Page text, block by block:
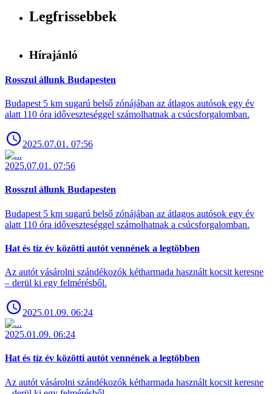
Legfrissebbek
Hírajánló
Rosszul állunk Budapesten
Budapest 5 km sugarú belső zónájában az átlagos autósok egy év
alatt 110 óra időveszteséggel számolhatnak a csúcsforgalomban.
2025.07.01. 07:56
2025.07.01. 07:56
Rosszul állunk Budapesten
Budapest 5 km sugarú belső zónájában az átlagos autósok egy év
alatt 110 óra időveszteséggel számolhatnak a csúcsforgalomban.
Hat és tíz év közötti autót vennének a legtöbben
Az autót vásárolni szándékozók kétharmada használt kocsit keresne
– derül ki egy felmérésből.
2025.01.09. 06:24
2025.01.09. 06:24
Hat és tíz év közötti autót vennének a legtöbben
Az autót vásárolni szándékozók kétharmada használt kocsit keresne